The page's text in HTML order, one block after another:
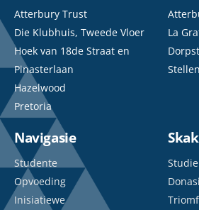
Atterbury Trust
Die Klubhuis, Tweede Vloer
Hoek van 18de Straat en
Pinasterlaan
Hazelwood
Pretoria
La
Navigasie
Studente
Opvoeding
Inisiatiewe